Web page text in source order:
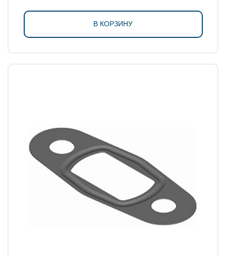
В КОРЗИНУ